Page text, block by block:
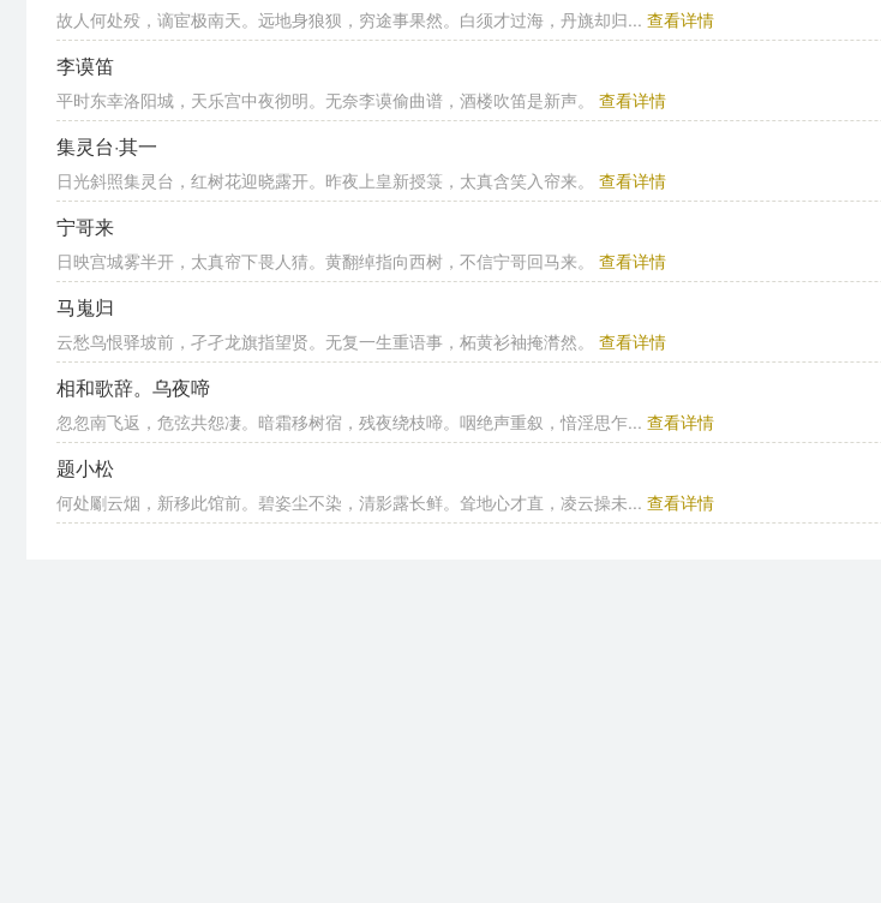
故人何处殁，谪宦极南天。远地身狼狈，穷途事果然。白须才过海，丹旐却归... 查看详情
李谟笛
平时东幸洛阳城，天乐宫中夜彻明。无奈李谟偷曲谱，酒楼吹笛是新声。 查看详情
集灵台·其一
日光斜照集灵台，红树花迎晓露开。昨夜上皇新授箓，太真含笑入帘来。 查看详情
宁哥来
日映宫城雾半开，太真帘下畏人猜。黄翻绰指向西树，不信宁哥回马来。 查看详情
马嵬归
云愁鸟恨驿坡前，孑孑龙旗指望贤。无复一生重语事，柘黄衫袖掩潸然。 查看详情
相和歌辞。乌夜啼
忽忽南飞返，危弦共怨凄。暗霜移树宿，残夜绕枝啼。咽绝声重叙，愔淫思乍... 查看详情
题小松
何处劚云烟，新移此馆前。碧姿尘不染，清影露长鲜。耸地心才直，凌云操未... 查看详情